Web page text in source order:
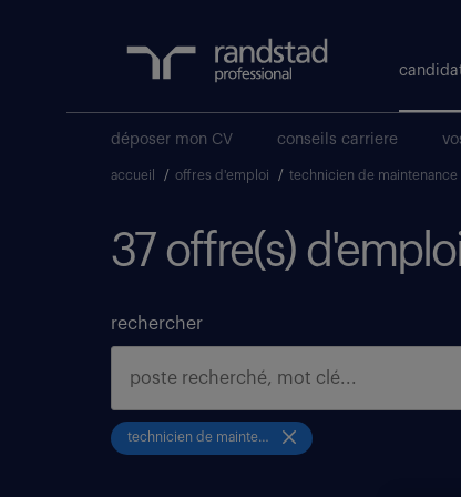
déposer mon CV conseils carriere
accueil / offres d'emploi / technicien de maintenance
37 offre(s)
rechercher
technicien de maintenance